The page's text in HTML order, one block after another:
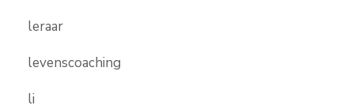
leraar
levenscoaching
li